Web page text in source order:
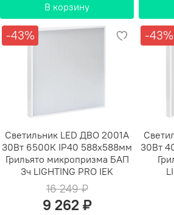
В корзину
-43%
Светильник LED ДВО 2001A
30Вт 6500К IP40 588х588мм
Грильято микропризма БАП
3ч LIGHTING PRO IEK
16 249 ₽
9 262 ₽
-43%
30Вт